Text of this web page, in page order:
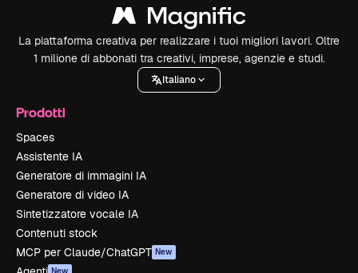
La piattaforma creativa per realizzare i tuoi migliori lavori. Oltre
1 milione di abbonati tra creativi, imprese, agenzie e studi.
Italiano
Prodotti
Spaces
Assistente IA
Generatore di immagini IA
Generatore di video IA
Sintetizzatore vocale IA
Contenuti stock
MCP per Claude/ChatGPT New